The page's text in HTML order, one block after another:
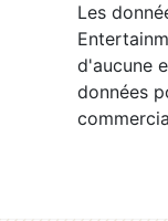
Les
d'aucune
données